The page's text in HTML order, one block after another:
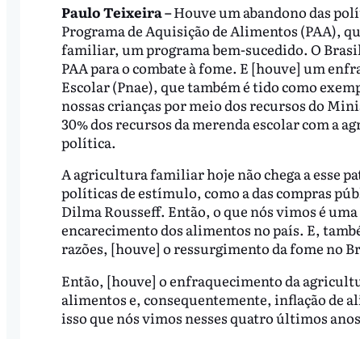
Paulo Teixeira –Houve um abandono das
Programa de Aquisição de Alimentos (PAA),
familiar, um programa bem-sucedido. O
PAA para o combate à fome. E [houve] um
Escolar (Pnae), que também é tido como
nossas crianças por meio dos recursos do
30% dos recursos da merenda escolar com a
política.
A agricultura familiar hoje não chega a esse
políticas de estímulo, como a das compras
Dilma Rousseff. Então, o que nós vimos é
encarecimento dos alimentos no país. E,
razões, [houve] o ressurgimento da fome no
Então, [houve] o enfraquecimento da
alimentos e, consequentemente, inflação de
isso que nós vimos nesses quatro últimos